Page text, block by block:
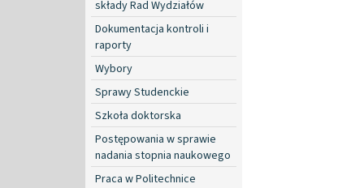
składy Rad Wydziałów
Dokumentacja kontroli i
raporty
Wybory
Sprawy Studenckie
Szkoła doktorska
Postępowania w sprawie
nadania stopnia naukowego
Praca w Politechnice